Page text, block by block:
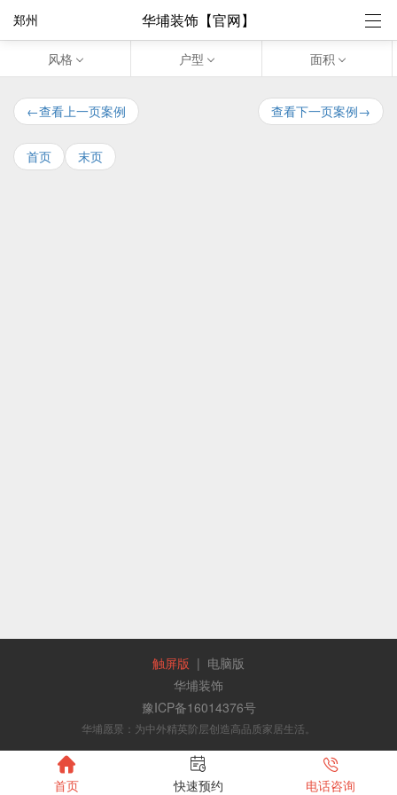
华埔装饰【官网】
郑州
风格 户型 面积
←查看上一页案例 查看下一页案例→
首页 末页
触屏版 | 电脑版
华埔装饰
豫ICP备16014376号
华埔愿景：为中外精英阶层创造高品质家居生活。

首页

快速预约

电话咨询